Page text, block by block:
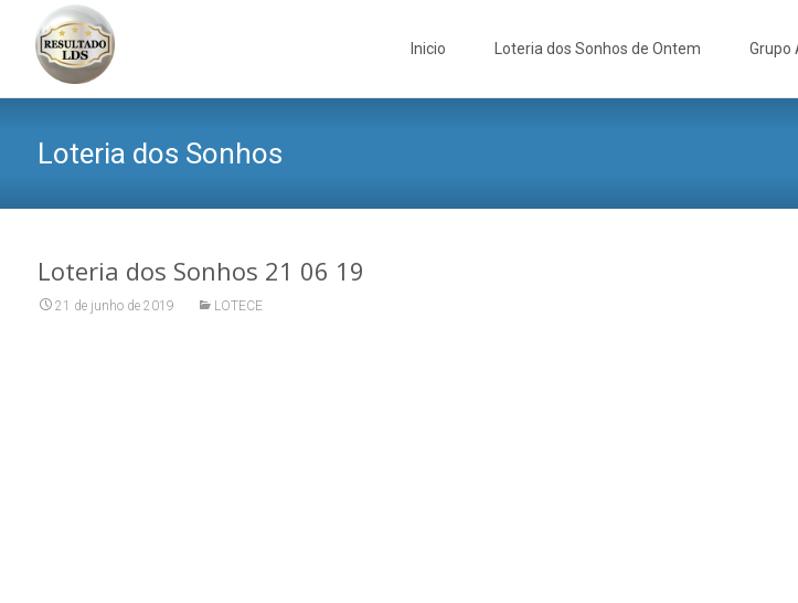
Inicio Loteria dos Sonhos de Ontem Grupo
Loteria dos Sonhos
Loteria dos Sonhos 21 06 19
21 de junho de 2019 LOTECE